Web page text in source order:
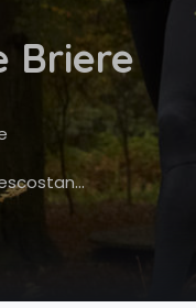
Briere